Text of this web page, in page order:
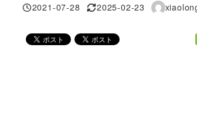
投稿日
2021-07-28
更新日
2025-02-23
著